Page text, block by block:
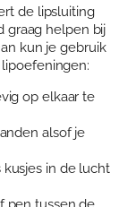
de lipsluiting
graag helpen bij
kun je gebruik
op elkaar te
alsof je
in de lucht
pen tussen de